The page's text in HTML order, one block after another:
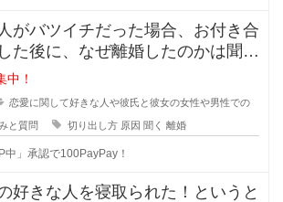
がバツイチだった場合、お付き合
た後に、なぜ離婚したのかは聞き
離婚した原因を聞
中！
恋愛に関して好きな人や彼氏と彼女の女性や男性での
と質問 切り出し方 原因 聞く 離婚
中」承認で100PayPay！
好きな人を寝取られた！というと